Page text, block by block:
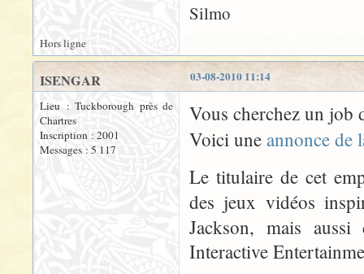
Silmo
Hors ligne
03-08-2010 11:14
ISENGAR
Lieu : Tuckborough près de
Chartres
Inscription : 2001
Messages : 5 117
Vous cherchez un job
Voici une annonce de
Le titulaire de cet
des jeux vidéos
Jackson, mais
Interactive